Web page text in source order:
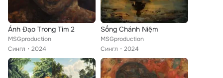
Ánh Đạo Trong Tim 2
MSGproduction
Сингл
2024
Sống Chánh Niệm
MSGproduction
Сингл
2024